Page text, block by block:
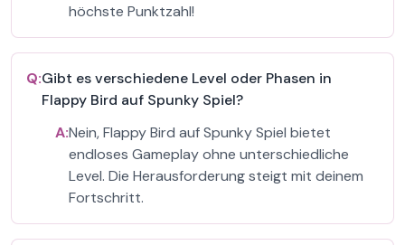
höchste Punktzahl!
Q:Gibt es verschiedene Level oder Phasen in
Flappy Bird auf Spunky Spiel?
A:Nein, Flappy Bird auf Spunky Spiel bietet
endloses Gameplay ohne unterschiedliche
Level. Die Herausforderung steigt mit deinem
Fortschritt.